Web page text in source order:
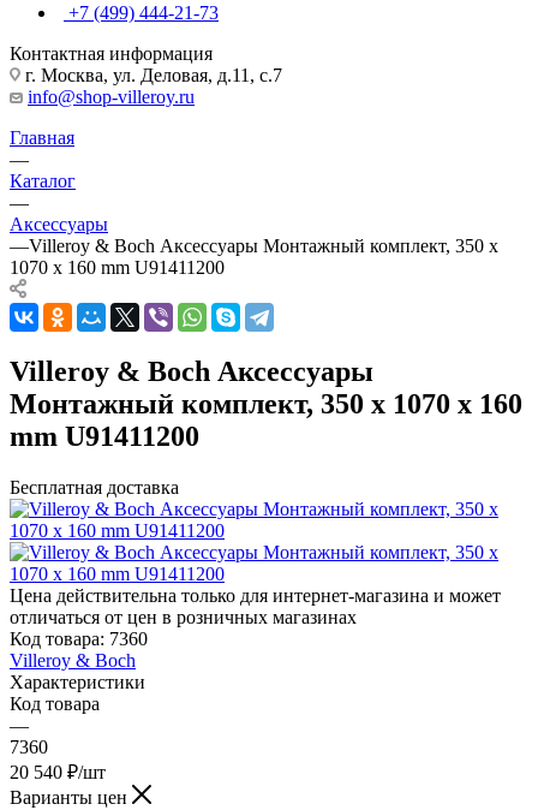
+7 (499) 444-21-73
Контактная информация
г. Москва, ул. Деловая, д.11, с.7
info@shop-villeroy.ru
Главная
—
Каталог
—
Аксессуары
—Villeroy & Boch Аксессуары Монтажный комплект, 350 x
1070 x 160 mm U91411200
Villeroy & Boch Аксессуары
Монтажный комплект, 350 x 1070 x 160
mm U91411200
Бесплатная доставка
Цена действительна только для интернет-магазина и может
отличаться от цен в розничных магазинах
Код товара: 7360
Villeroy & Boch
Характеристики
Код товара
—
7360
20 540 ₽/шт
Варианты цен